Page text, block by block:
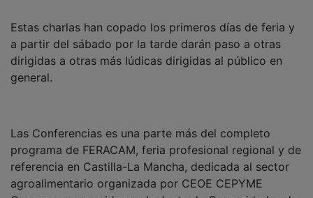
a partir del sábado por la tarde darán paso a otras
dirigidas a otras más lúdicas dirigidas al público en
general.
programa de FERACAM, feria profesional regional y de
referencia en Castilla-La Mancha, dedicada al sector
agroalimentario organizada por CEOE CEPYME
Cuenca y promovida por la Junta de Comunidades de